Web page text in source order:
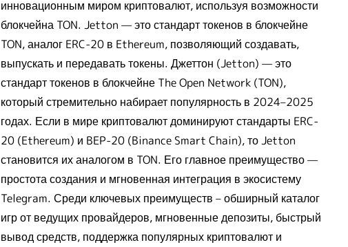
инновационным миром криптовалют, используя возможности
блокчейна TON. Jetton — это стандарт токенов в блокчейне
TON, аналог ERC-20 в Ethereum, позволяющий создавать,
выпускать и передавать токены. Джеттон (Jetton) — это
стандарт токенов в блокчейне The Open Network (TON),
который стремительно набирает популярность в 2024–2025
годах. Если в мире криптовалют доминируют стандарты ERC-
20 (Ethereum) и BEP-20 (Binance Smart Chain), то Jetton
становится их аналогом в TON. Его главное преимущество —
простота создания и мгновенная интеграция в экосистему
Telegram. Среди ключевых преимуществ – обширный каталог
игр от ведущих провайдеров, мгновенные депозиты, быстрый
вывод средств, поддержка популярных криптовалют и